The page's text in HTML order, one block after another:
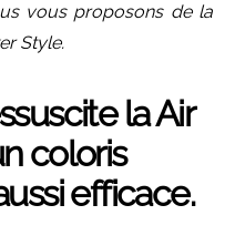
vous proposons de la
Style.
la Air
coloris
aussi efficace.